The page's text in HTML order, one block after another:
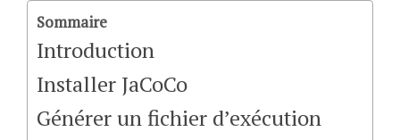
Sommaire
Introduction
Installer JaCoCo
Générer un fichier d’exécution